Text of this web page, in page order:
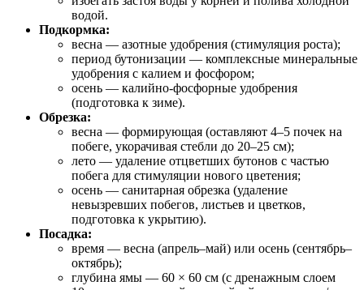
водой.
Подкормка:
весна — азотные удобрения (стимуляция роста);
период бутонизации — комплексные минеральные
удобрения с калием и фосфором;
осень — калийно‑фосфорные удобрения
(подготовка к зиме).
Обрезка:
весна — формирующая (оставляют 4–5 почек на
побеге, укорачивая стебли до 20–25 см);
лето — удаление отцветших бутонов с частью
побега для стимуляции нового цветения;
осень — санитарная обрезка (удаление
невызревших побегов, листьев и цветков,
подготовка к укрытию).
Посадка:
время — весна (апрель–май) или осень (сентябрь–
октябрь);
глубина ямы — 60 × 60 см (с дренажным слоем